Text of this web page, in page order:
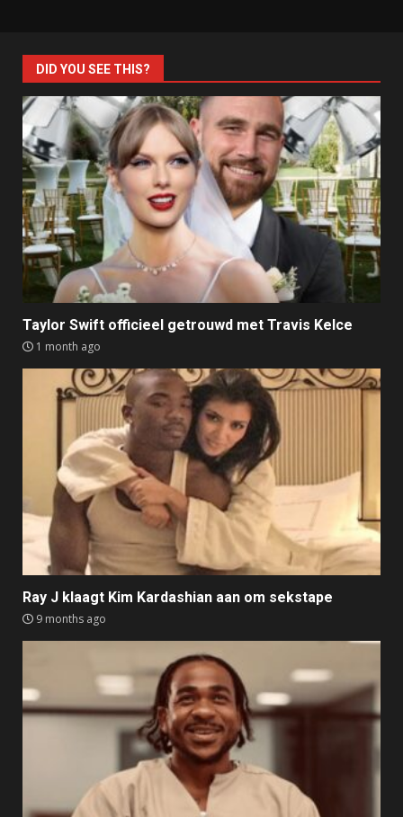
DID YOU SEE THIS?
Taylor Swift officieel getrouwd met Travis Kelce
1 month ago
Ray J klaagt Kim Kardashian aan om sekstape
9 months ago